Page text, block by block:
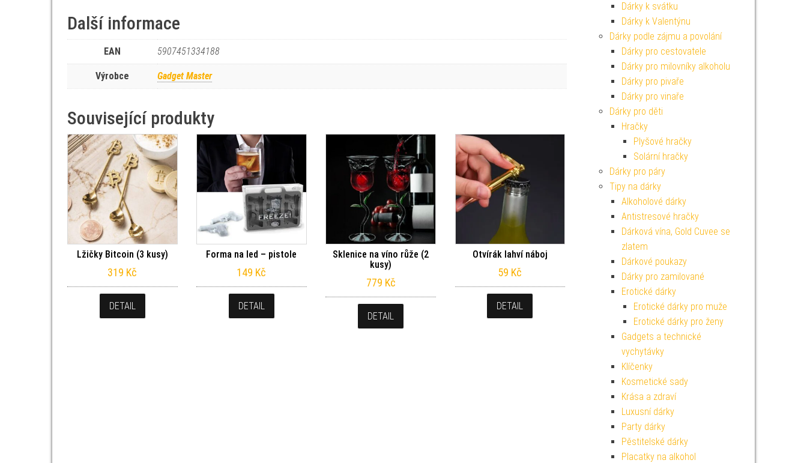
Další informace
EAN 5907451334188
Výrobce Gadget Master
Související produkty
Lžičky Bitcoin (3 kusy)
319 Kč
DETAIL
Forma na led – pistole
149 Kč
DETAIL
Sklenice na víno růže (2
kusy)
779 Kč
DETAIL
Otvírák lahví náboj
59 Kč
DETAIL
Dárky k svátku
Dárky k Valentýnu
Dárky podle zájmu a povolání
Dárky pro cestovatele
Dárky pro milovníky alkoholu
Dárky pro pivaře
Dárky pro vinaře
Dárky pro děti
Hračky
Plyšové hračky
Solární hračky
Dárky pro páry
Tipy na dárky
Alkoholové dárky
Antistresové hračky
Dárková vína, Gold Cuvee se
zlatem
Dárkové poukazy
Dárky pro zamilované
Erotické dárky
Erotické dárky pro muže
Erotické dárky pro ženy
Gadgets a technické
vychytávky
Klíčenky
Kosmetické sady
Krása a zdraví
Luxusní dárky
Party dárky
Pěstitelské dárky
Placatky na alkohol